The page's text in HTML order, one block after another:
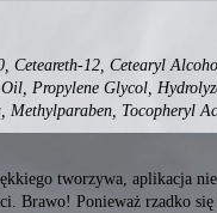
Ceteareth-12, Cetearyl
Propylene Glycol,
Tocopheryl
tworzywa, aplikacja
Brawo! Ponieważ rzadko się